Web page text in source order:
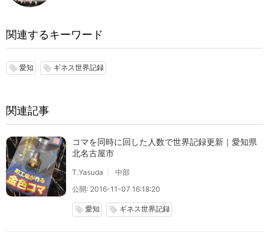
関連するキーワード
local_offer 愛知 local_offer ギネス世界記録
関連記事
コマを同時に回した人数で世界記録更新｜愛知県
北名古屋市
T.Yasuda
中部
公開: 2016-11-07 16:18:20
local_offer 愛知 local_offer ギネス世界記録